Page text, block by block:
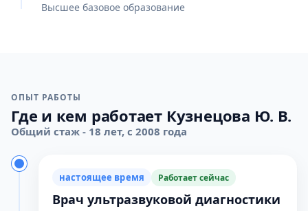
Высшее базовое образование
ОПЫТ РАБОТЫ
Где и кем работает Кузнецова Ю. В.
Общий стаж - 18 лет, с 2008 года
настоящее время Работает сейчас
Врач ультразвуковой диагностики